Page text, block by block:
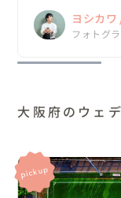
ヨシカワ
フォトグ
大阪府のウェ